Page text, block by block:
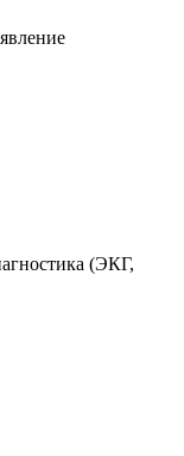
(ЭКГ,